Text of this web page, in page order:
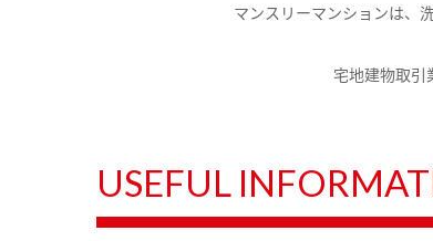
マンスリーマンションは、
宅地建物取引
USEFUL